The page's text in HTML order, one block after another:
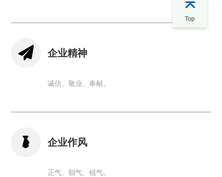
 企业精神
诚信、敬业、奉献。
 企业作风
正气、朝气、锐气。

Top